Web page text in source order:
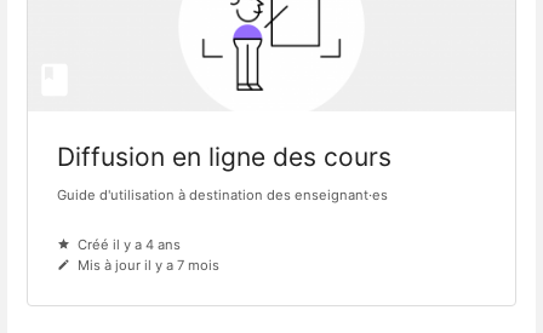
Diffusion en ligne des cours
Guide d'utilisation à destination des enseignant·es
Créé il y a 4 ans
Mis à jour il y a 7 mois